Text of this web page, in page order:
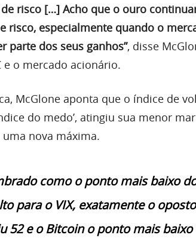
risco […] Acho que o ouro
risco, especialmente quando o
parte dos seus ganhos”, disse
e o mercado acionário.
McGlone aponta que o índice de
do medo’, atingiu sua menor
nova máxima.
como o ponto mais baixo
para o VIX, exatamente o
52 e o Bitcoin o ponto mais baixo